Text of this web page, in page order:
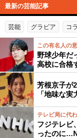
最新の芸能記事
芸能 グラビア コ
この有名人の
野球少年だ
高校に合格
芳根京子が
「地味な
テレビ局に代
フジテレビ
ったのに